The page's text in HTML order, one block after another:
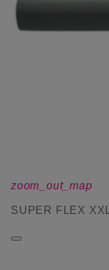
zoom_out_map
SUPER FLEX